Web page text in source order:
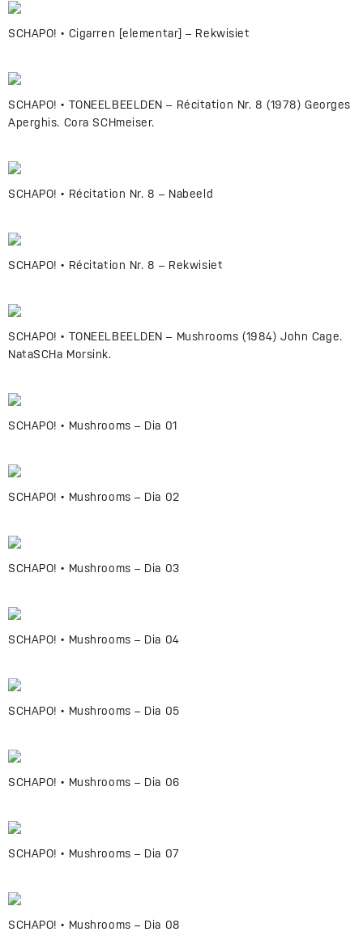
SCHAPO! • Cigarren [elementar] – Rekwisiet
SCHAPO! • TONEELBEELDEN – Récitation Nr. 8 (1978) Georges
Aperghis. Cora SCHmeiser.
SCHAPO! • Récitation Nr. 8 – Nabeeld
SCHAPO! • Récitation Nr. 8 – Rekwisiet
SCHAPO! • TONEELBEELDEN – Mushrooms (1984) John Cage.
NataSCHa Morsink.
SCHAPO! • Mushrooms – Dia 01
SCHAPO! • Mushrooms – Dia 02
SCHAPO! • Mushrooms – Dia 03
SCHAPO! • Mushrooms – Dia 04
SCHAPO! • Mushrooms – Dia 05
SCHAPO! • Mushrooms – Dia 06
SCHAPO! • Mushrooms – Dia 07
SCHAPO! • Mushrooms – Dia 08